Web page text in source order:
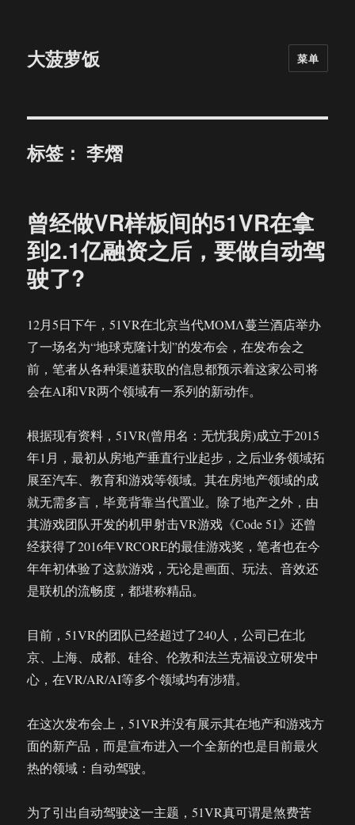
大菠萝饭 菜单
标签：李熠
曾经做VR样板间的51VR在拿
到2.1亿融资之后，要做自动驾
驶了?
12月5日下午，51VR在北京当代ΜΟΜΛ蔓兰酒店举办
了一场名为“地球克隆计划”的发布会，在发布会之
前，笔者从各种渠道获取的信息都预示着这家公司将
会在AI和VR两个领域有一系列的新动作。
根据现有资料，51VR(曾用名：无忧我房)成立于2015
年1月，最初从房地产垂直行业起步，之后业务领域拓
展至汽车、教育和游戏等领域。其在房地产领域的成
就无需多言，毕竟背靠当代置业。除了地产之外，由
其游戏团队开发的机甲射击VR游戏《Code 51》还曾
经获得了2016年VRCORE的最佳游戏奖，笔者也在今
年年初体验了这款游戏，无论是画面、玩法、音效还
是联机的流畅度，都堪称精品。
目前，51VR的团队已经超过了240人，公司已在北
京、上海、成都、硅谷、伦敦和法兰克福设立研发中
心，在VR/AR/AI等多个领域均有涉猎。
在这次发布会上，51VR并没有展示其在地产和游戏方
面的新产品，而是宣布进入一个全新的也是目前最火
热的领域：自动驾驶。
为了引出自动驾驶这一主题，51VR真可谓是煞费苦